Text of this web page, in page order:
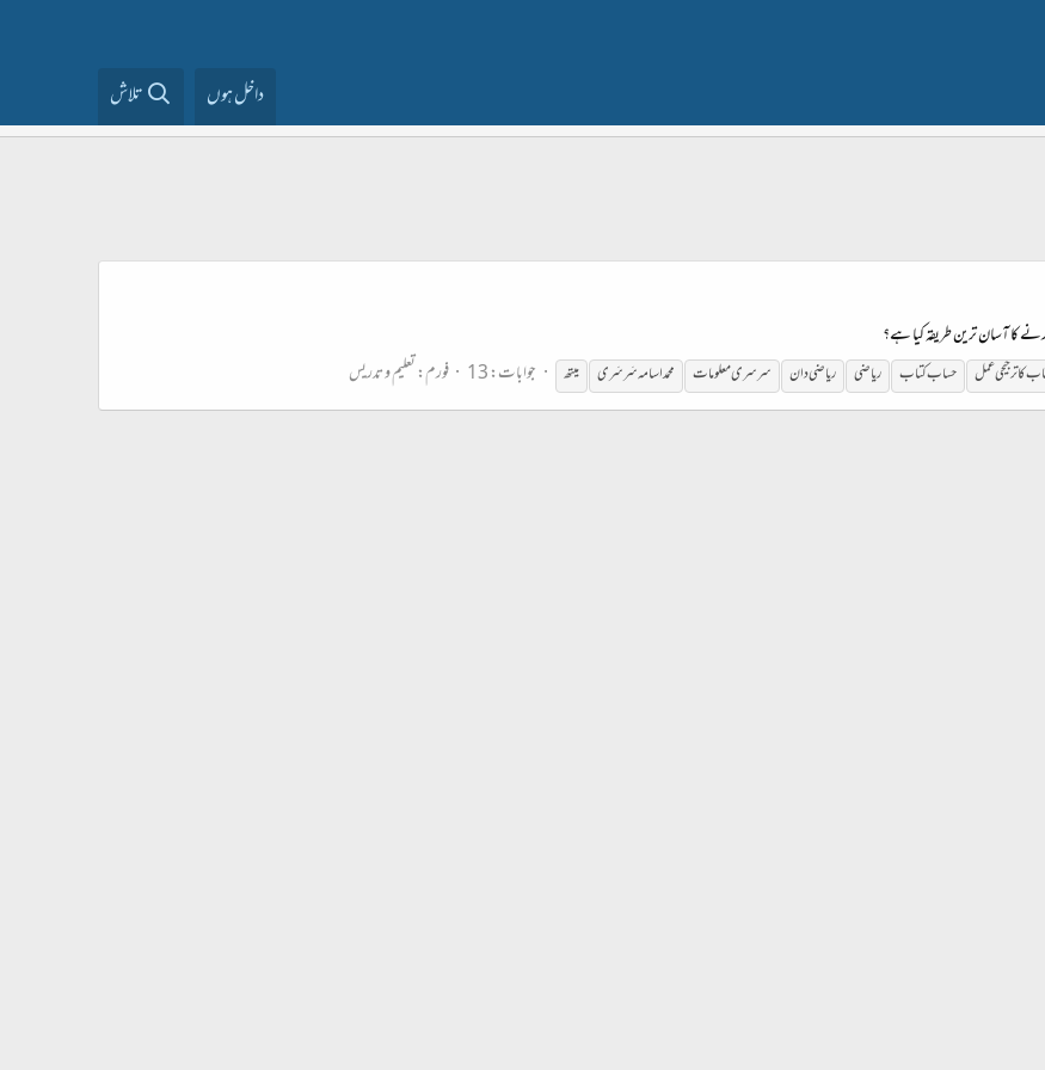
داخل ہوں تلاش
کا ترجیحی عمل حساب کتاب ریاضی ریاضی دان سرسری معلومات محمد اسامہ سَرسَری میتھ جوابات: 13 فورم:تعلیم و تدریس